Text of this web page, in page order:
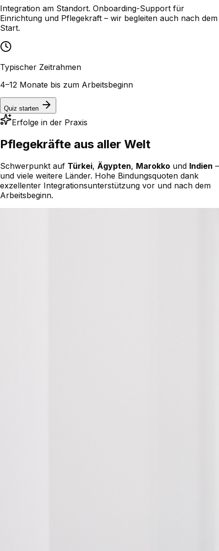
Integration am Standort. Onboarding-Support für
Einrichtung und Pflegekraft – wir begleiten auch nach dem
Start.
Typischer Zeitrahmen
4–12 Monate bis zum Arbeitsbeginn
Quiz starten
Erfolge in der Praxis
Pflegekräfte aus aller Welt
Schwerpunkt auf Türkei, Ägypten, Marokko und Indien –
und viele weitere Länder. Hohe Bindungsquoten dank
exzellenter Integrations­unterstützung vor und nach dem
Arbeitsbeginn.